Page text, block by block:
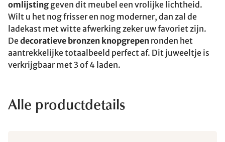
omlijsting geven dit meubel een vrolijke lichtheid.
Wilt u het nog frisser en nog moderner, dan zal de
ladekast met witte afwerking zeker uw favoriet zijn.
Dedecoratieve bronzen knopgrepen ronden het
aantrekkelijke totaalbeeld perfect af. Dit juweeltje is
verkrijgbaar met 3 of 4 laden.
Alle productdetails